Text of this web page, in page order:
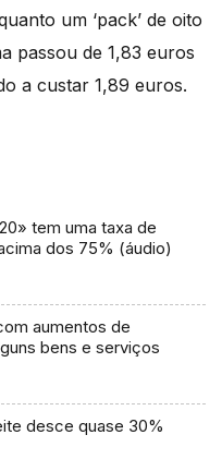
um ‘pack’ de oito
passou de 1,83 euros
a custar 1,89 euros.
tem uma taxa de
dos 75% (áudio)
aumentos de
bens e serviços
desce quase 30%